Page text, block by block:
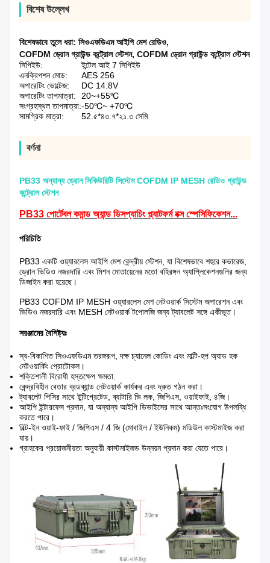
বিশেষ উল্লেখ
বিশেষভাবে তুলে ধরা: সিওএফডিএম আইপি মেশ রেডিও,
COFDM ড্রোন গ্রাউন্ড কন্ট্রোল স্টেশন, COFDM ড্রোন গ্রাউন্ড কন্ট্রোল স্টেশন
সিপিইউ:
ইন্টেল আই 7 সিপিইউ
এনক্রিপশন মোড:
AES 256
অপারেটিং ভোল্টেজ:
DC 14.8V
অপারেটিং তাপমাত্রা:
20~+55℃
সংগ্রহস্থল তাপমাত্রা:-50℃~ +70℃
সামগ্রিক মাত্রা:
52.৫*৪৩.৭*২১.৩ সেমি
বর্ণনা
PB33 অন্যান্য ড্রোন সিকিউরিটি সিস্টেম COFDM IP MESH রেডিও গ্রাউন্ড
কন্ট্রোল স্টেশন
PB33 পোর্টেবল কমান্ড অ্যান্ড ডিসপ্যাচিং প্ল্যাটফর্ম বক্স স্পেসিফিকেশন...
পরিচিতি
PB33 একটি ওয়্যারলেস আইপি মেশ কেন্দ্রীয় স্টেশন, যা বিশেষভাবে শহুরে কভারেজ,
ড্রোন ভিডিও নজরদারি এবং মিশন মোতায়েনের মতো বহিরঙ্গন অ্যাপ্লিকেশনগুলির জন্য
ডিজাইন করা হয়েছে।
PB33 COFDM IP MESH ওয়্যারলেস মেশ নেটওয়ার্ক সিস্টেম অপারেশন এবং
ভিডিও নজরদারি এবং MESH নেটওয়ার্ক টপোলজি জন্য ট্যাবলেট সঙ্গে একীভূত।
সরঞ্জামের বৈশিষ্ট্যঃ
স্ব-বিকাশিত সিওএফডিএম তরঙ্গরূপ, দক্ষ চ্যানেল কোডিং এবং মাল্টি-হপ অ্যাড হক
নেটওয়ার্কিং প্রোটোকল।
শক্তিশালী বিরোধী হস্তক্ষেপ ক্ষমতা.
কেন্দ্রবিহীন বেতার ব্রডব্যান্ড নেটওয়ার্ক কার্যকর এবং দ্রুত গঠন করা।
ট্যাবলেট পিসির সাথে ইন্টিগ্রেটেড, ব্যাটারি ভি লক, জিপিএস, ওয়াইফাই, ৪জি।
আইপি ইন্টারফেস প্রদান, যা অন্যান্য আইপি ডিভাইসের সাথে আন্তঃসংযোগ উপলব্ধি
করতে পারে।
বিল্ট-ইন ওয়াই-ফাই / জিপিএস / 4 জি (মোবাইল / ইউনিকম) মডিউল কাস্টমাইজ করা
যায়।
গ্রাহকের প্রয়োজনীয়তা অনুযায়ী কাস্টমাইজড উন্নয়ন প্রদান করা যেতে পারে।